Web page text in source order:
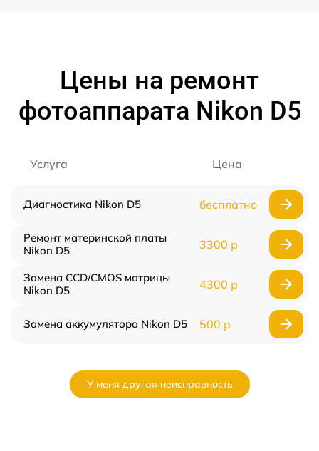
Цены на ремонт
фотоаппарата Nikon D5
Услуга Цена
Диагностика Nikon D5 бесплатно
Ремонт материнской платы
Nikon D5
3300 р
Замена CCD/CMOS матрицы
Nikon D5
4300 р
Замена аккумулятора Nikon D5 500 р
У меня другая неисправность